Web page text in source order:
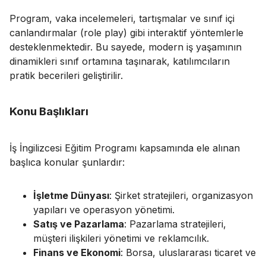
Program, vaka incelemeleri, tartışmalar ve sınıf içi
canlandırmalar (role play) gibi interaktif yöntemlerle
desteklenmektedir. Bu sayede, modern iş yaşamının
dinamikleri sınıf ortamına taşınarak, katılımcıların
pratik becerileri geliştirilir.
Konu Başlıkları
İş İngilizcesi Eğitim Programı kapsamında ele alınan
başlıca konular şunlardır:
İşletme Dünyası: Şirket stratejileri, organizasyon
yapıları ve operasyon yönetimi.
Satış ve Pazarlama: Pazarlama stratejileri,
müşteri ilişkileri yönetimi ve reklamcılık.
Finans ve Ekonomi: Borsa, uluslararası ticaret ve